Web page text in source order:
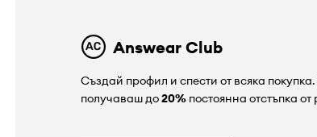
Answear Club
Създай профил и спести от всяка
получаваш до20%постоянна отстъпка